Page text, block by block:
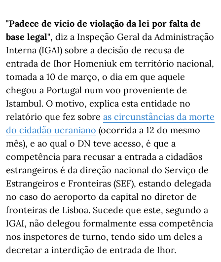
"Padece de vício de violação da lei por falta de
base legal", diz a Inspeção Geral da Administração
Interna (IGAI) sobre a decisão de recusa de
entrada de Ihor Homeniuk em território nacional,
tomada a 10 de março, o dia em que aquele
chegou a Portugal num voo proveniente de
Istambul. O motivo, explica esta entidade no
relatório que fez sobre as circunstâncias da morte
do cidadão ucraniano (ocorrida a 12 do mesmo
mês), e ao qual o DN teve acesso, é que a
competência para recusar a entrada a cidadãos
estrangeiros é da direção nacional do Serviço de
Estrangeiros e Fronteiras (SEF), estando delegada
no caso do aeroporto da capital no diretor de
fronteiras de Lisboa. Sucede que este, segundo a
IGAI, não delegou formalmente essa competência
nos inspetores de turno, tendo sido um deles a
decretar a interdição de entrada de Ihor.